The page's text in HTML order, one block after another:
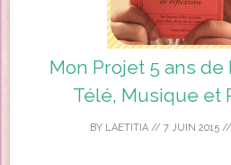
Mon Projet 5 ans
Télé, Musique et
BY LAETITIA // 7 JUIN 2015 //